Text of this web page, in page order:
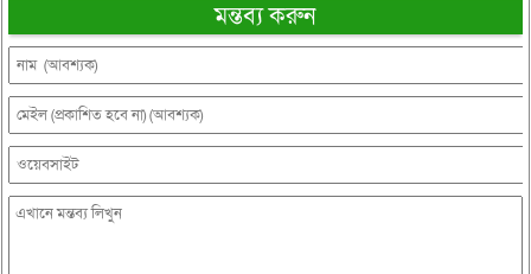
মন্তব্য করুন